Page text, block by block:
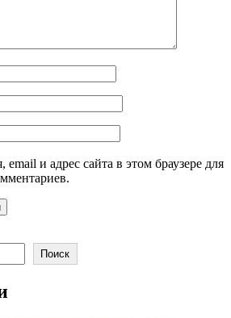
и адрес сайта в этом браузере для
Поиск